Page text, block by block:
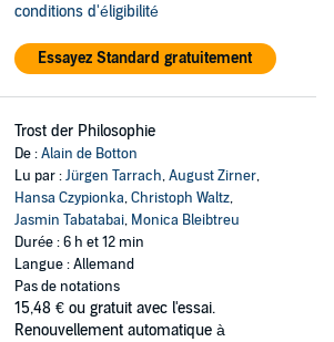
conditions d'éligibilité
Essayez Standard gratuitement
Trost der Philosophie
De :Alain de Botton
Lu par :Jürgen Tarrach,August Zirner,
Hansa Czypionka,Christoph Waltz,
Jasmin Tabatabai, Monica Bleibtreu
Durée : 6 h et 12 min
Langue : Allemand
Pas de notations
15,48 € ou gratuit avec l'essai.
Renouvellement automatique à